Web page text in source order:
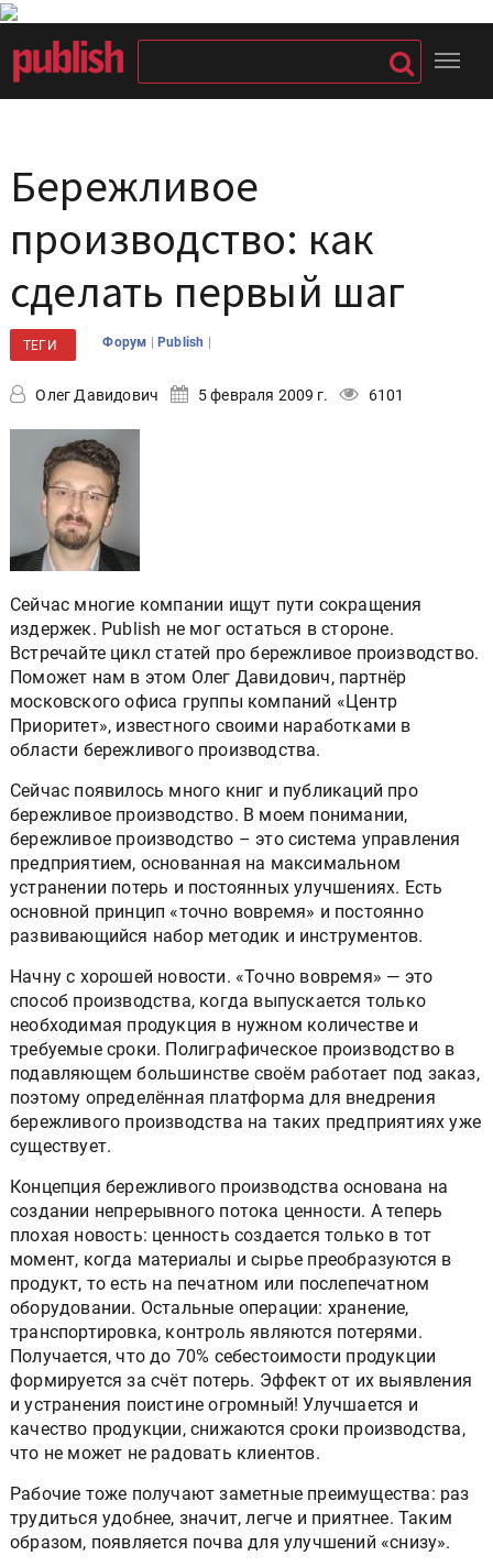
Бережливое
производство: как
сделать первый шаг
ТЕГИ Форум | Publish |
Олег Давидович 5 февраля 2009 г. 6101
Сейчас многие компании ищут пути сокращения
издержек. Publish не мог остаться в стороне.
Встречайте цикл статей про бережливое производство.
Поможет нам в этом Олег Давидович, партнёр
московского офиса группы компаний «Центр
Приоритет», известного своими наработками в
области бережливого производства.
Сейчас появилось много книг и публикаций про
бережливое производство. В моем понимании,
бережливое производство – это система управления
предприятием, основанная на максимальном
устранении потерь и постоянных улучшениях. Есть
основной принцип «точно вовремя» и постоянно
развивающийся набор методик и инструментов.
Начну с хорошей новости. «Точно вовремя» — это
способ производства, когда выпускается только
необходимая продукция в нужном количестве и
требуемые сроки. Полиграфическое производство в
подавляющем большинстве своём работает под заказ,
поэтому определённая платформа для внедрения
бережливого производства на таких предприятиях уже
существует.
Концепция бережливого производства основана на
создании непрерывного потока ценности. А теперь
плохая новость: ценность создается только в тот
момент, когда материалы и сырье преобразуются в
продукт, то есть на печатном или послепечатном
оборудовании. Остальные операции: хранение,
транспортировка, контроль являются потерями.
Получается, что до 70% себестоимости продукции
формируется за счёт потерь. Эффект от их выявления
и устранения поистине огромный! Улучшается и
качество продукции, снижаются сроки производства,
что не может не радовать клиентов.
Рабочие тоже получают заметные преимущества: раз
трудиться удобнее, значит, легче и приятнее. Таким
образом, появляется почва для улучшений «снизу».